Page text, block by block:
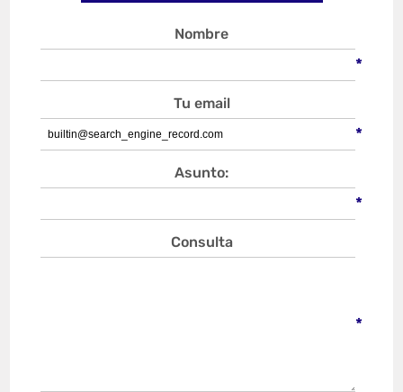
Nombre
*
Tu email
*
Asunto:
*
Consulta
*